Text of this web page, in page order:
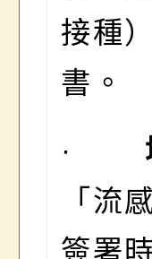
接種
書。
·
「流
簽署